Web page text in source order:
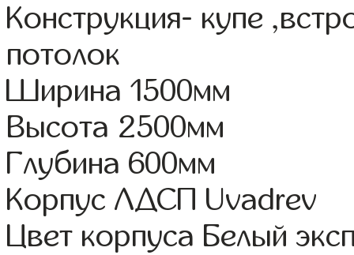
Конструкция- купе
потолок
Ширина 1500мм
Высота 2500мм
Глубина 600мм
Корпус ЛДСП Uvadrev
Цвет корпуса Белый